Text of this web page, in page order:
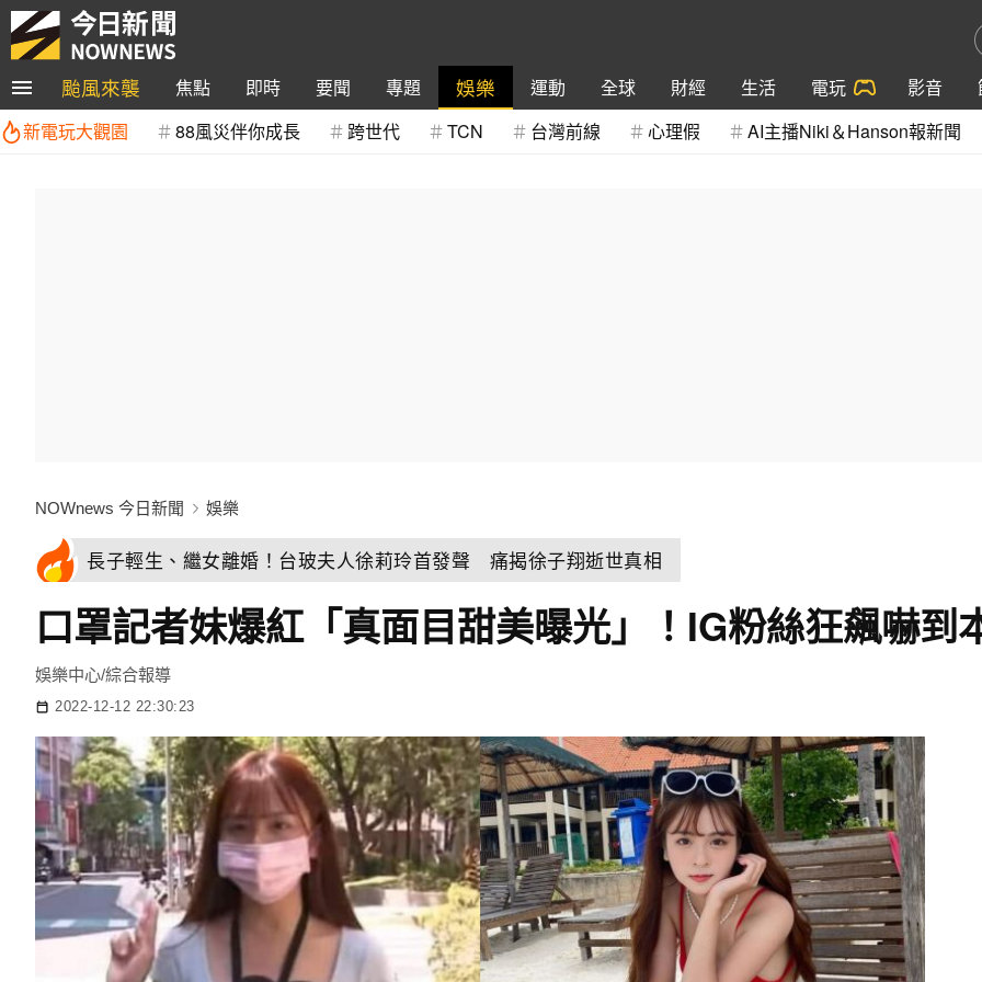
颱風來襲 焦點 即時 要聞 專題 娛樂 運動 全球 財經 生活 電玩 影音
新電玩大觀園
88風災伴你成長 跨世代 TCN 台灣前線 心理假 AI主播Niki＆Hanson報新聞
NOWnews 今日新聞 娛樂
長子輕生、繼女離婚！台玻夫人徐莉玲首發聲 痛揭徐子翔逝世真相
口罩記者妹爆紅「真面目甜美曝光」！IG粉絲狂飆嚇到
娛樂中心/綜合報導
2022-12-12 22:30:23